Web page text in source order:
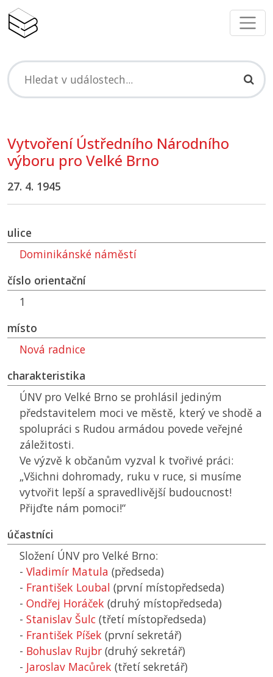
Vytvoření Ústředního Národního
výboru pro Velké Brno
27. 4. 1945
ulice
Dominikánské náměstí
číslo orientační
1
místo
Nová radnice
charakteristika
ÚNVpro Velké Brno se prohlásil jediným
představitelem moci ve městě, který ve shodě a
spolupráci s Rudou armádou povede veřejné
záležitosti.
Ve výzvě k občanům vyzval k tvořivé práci:
„Všichni dohromady, ruku v ruce, si musíme
vytvořit lepší a spravedlivější budoucnost!
Přijďte nám pomoci!“
účastníci
Složení ÚNVpro Velké Brno:
- Vladimír Matula (předseda)
- František Loubal (první místopředseda)
- Ondřej Horáček (druhý místopředseda)
- Stanislav Šulc (třetí místopředseda)
- František Píšek (první sekretář)
- Bohuslav Rujbr (druhý sekretář)
- Jaroslav Macůrek (třetí sekretář)